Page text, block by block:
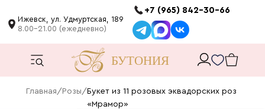
Ижевск, ул. Удмуртская, 189
8.00-21.00 (ежедневно)
+7 (965) 842-30-66
Главная/ Розы/ Букет из 11 розовых эквадорских роз
«Мрамор»